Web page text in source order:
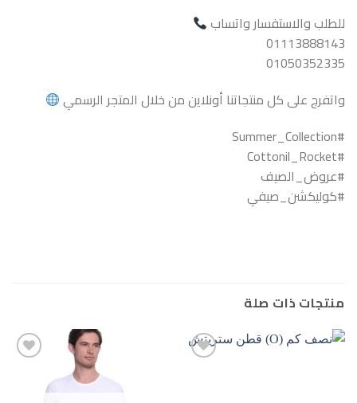
للطلب والاستفسار واتساب
01113888143
01050352335
واتفرج على كل منتجاتنا أونلاين من خلال المتجر الرسمي
#Summer_Collection
#Cottonil_Rocket
#عروض_الصيف
#كوليكشن_صيفي
منتجات ذات صلة